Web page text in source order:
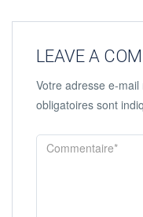
LEAVE A
Votre adresse e-
obligatoires sont